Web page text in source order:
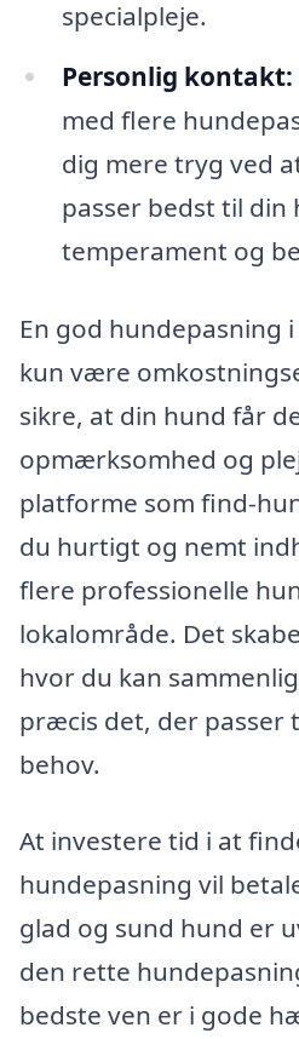
specialpleje.
Personlig kontakt:
med flere
dig mere tryg ved
passer bedst til din
temperament og
En god hundepasning
kun være
sikre, at din hund får
opmærksomhed og
platforme som find-
du hurtigt og nemt
flere professionelle
lokalområde. Det
hvor du kan
præcis det, der passer
behov.
At investere tid i at
hundepasning vil
glad og sund hund er
den rette
bedste ven er i gode